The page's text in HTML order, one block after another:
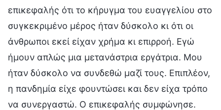
επικεφαλής ότι το κήρυγμα του ευαγγελίου στο
συγκεκριμένο μέρος ήταν δύσκολο κι ότι οι
άνθρωποι εκεί είχαν χρήμα κι επιρροή. Εγώ
ήμουν απλώς μια μετανάστρια εργάτρια. Μου
ήταν δύσκολο να συνδεθώ μαζί τους. Επιπλέον,
η πανδημία είχε φουντώσει και δεν είχα τρόπο
να συνεργαστώ. Ο επικεφαλής συμφώνησε.